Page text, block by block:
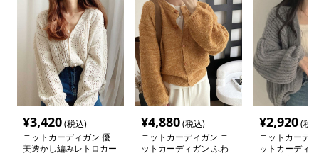
¥3,420(税込)
ニットカーディガン 優
美透かし編みレトロカー
¥4,880(税込)
ニットカーディガン ニ
ットカーディガン ふわ
¥2,920(税
ニットカーデ
ットカーディ